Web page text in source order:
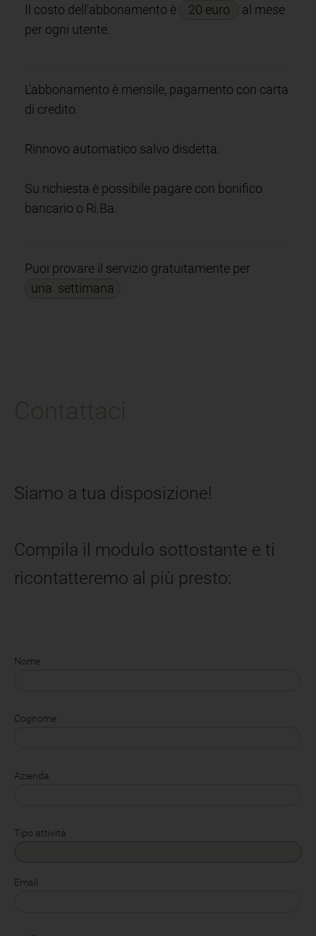
Il costo dell'abbonamento è 20 euro
al mese
per ogni utente.
L'abbonamento è mensile, pagamento con carta
di credito.
Rinnovo automatico salvo disdetta.
Su richiesta è possibile pagare con bonifico
bancario o Ri.Ba.
Puoi provare il servizio gratuitamente per
una settimana
Siamo a tua disposizione!
Compila il modulo sottostante e ti
ricontatteremo al più presto:
Nome
Cognome
Azienda
Tipo attività
Email